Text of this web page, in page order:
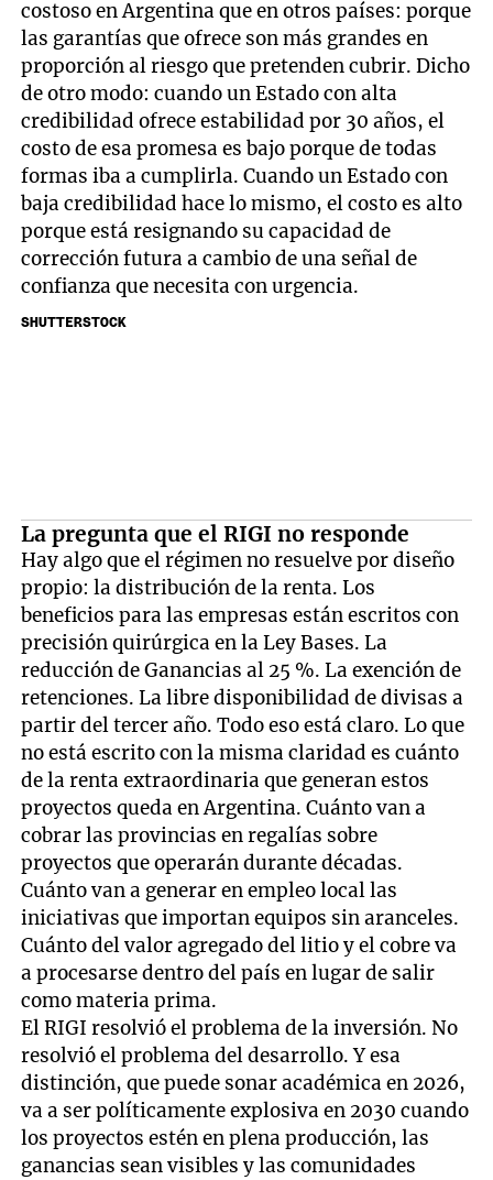
costoso en Argentina que en otros países: porque
las garantías que ofrece son más grandes en
proporción al riesgo que pretenden cubrir. Dicho
de otro modo: cuando un Estado con alta
credibilidad ofrece estabilidad por 30 años, el
costo de esa promesa es bajo porque de todas
formas iba a cumplirla. Cuando un Estado con
baja credibilidad hace lo mismo, el costo es alto
porque está resignando su capacidad de
corrección futura a cambio de una señal de
confianza que necesita con urgencia.
SHUTTERSTOCK
La pregunta que el RIGI no responde
Hay algo que el régimen no resuelve por diseño
propio: la distribución de la renta. Los
beneficios para las empresas están escritos con
precisión quirúrgica en la Ley Bases. La
reducción de Ganancias al 25 %. La exención de
retenciones. La libre disponibilidad de divisas a
partir del tercer año. Todo eso está claro. Lo que
no está escrito con la misma claridad es cuánto
de la renta extraordinaria que generan estos
proyectos queda en Argentina. Cuánto van a
cobrar las provincias en regalías sobre
proyectos que operarán durante décadas.
Cuánto van a generar en empleo local las
iniciativas que importan equipos sin aranceles.
Cuánto del valor agregado del litio y el cobre va
a procesarse dentro del país en lugar de salir
como materia prima.
El RIGI resolvió el problema de la inversión. No
resolvió el problema del desarrollo. Y esa
distinción, que puede sonar académica en 2026,
va a ser políticamente explosiva en 2030 cuando
los proyectos estén en plena producción, las
ganancias sean visibles y las comunidades